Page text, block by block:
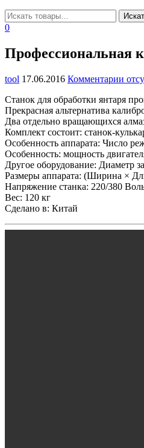
0
Профессиональная
tool 17.06.2016 Комментарии
Станок для обработки янтаря
Прекрасная альтернатива
Два отдельно вращающихся
Комплект состоит: станок-
Особенность аппарата: Число
Особенность: мощность
Другое оборудование: Диаметр
Размеры аппарата: (Ширина ×
Напряжение станка: 220/380
Вес: 120 кг
Сделано в: Китай